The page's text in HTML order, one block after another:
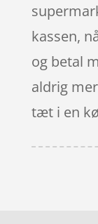
kassen,
og betal
aldrig
tæt i en